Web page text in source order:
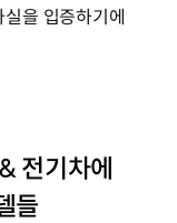
을 입증하기에
전기차에
들